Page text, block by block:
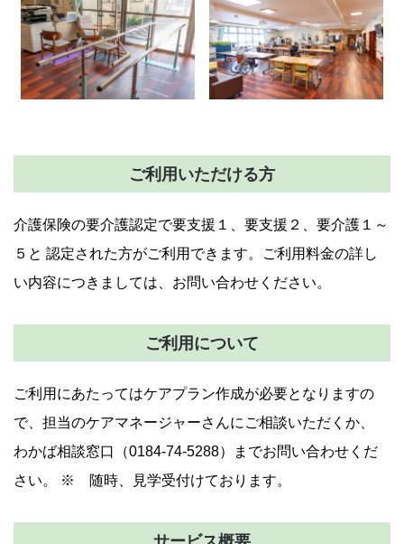
ご利用いただける方
介護保険の要介護認定で要支援１、要支援２、要介護１～
５と 認定された方がご利用できます。ご利用料金の詳し
い内容につきましては、お問い合わせください。
ご利用について
ご利用にあたってはケアプラン作成が必要となりますの
で、担当のケアマネージャーさんにご相談いただくか、
わかば相談窓口（0184-74-5288）までお問い合わせくだ
さい。 ※ 随時、見学受付けております。